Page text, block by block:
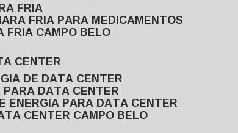
FRIA
FRIA PARA MEDICAMENTOS
FRIA CAMPO BELO
CENTER
DE DATA CENTER
PARA DATA CENTER
ENERGIA PARA DATA CENTER
CENTER CAMPO BELO